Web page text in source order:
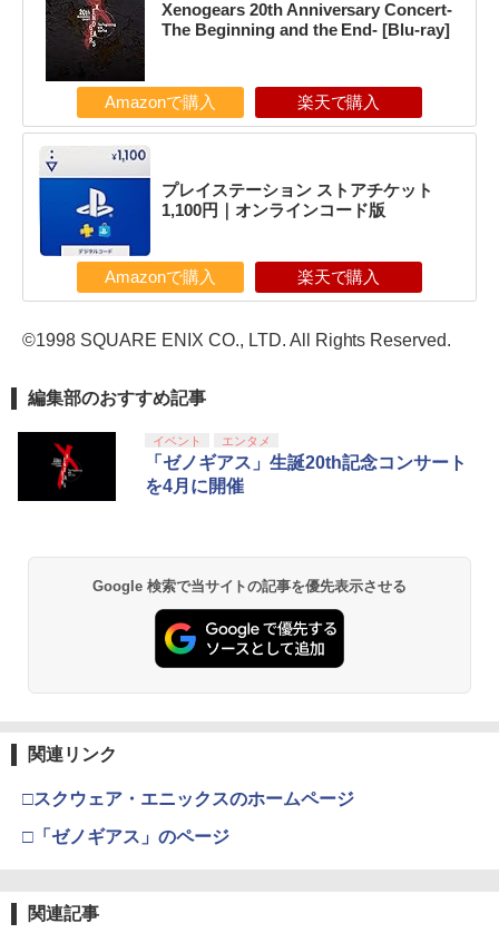
Xenogears 20th Anniversary Concert-
The Beginning and the End- [Blu-ray]
Amazonで購入 楽天で購入
プレイステーション ストアチケット
1,100円｜オンラインコード版
Amazonで購入 楽天で購入
©1998 SQUARE ENIX CO., LTD. All Rights Reserved.
編集部のおすすめ記事
イベント エンタメ
「ゼノギアス」生誕20th記念コンサート
を4月に開催
Google 検索で当サイトの記事を優先表示させる
関連リンク
□スクウェア・エニックスのホームページ
□「ゼノギアス」のページ
関連記事